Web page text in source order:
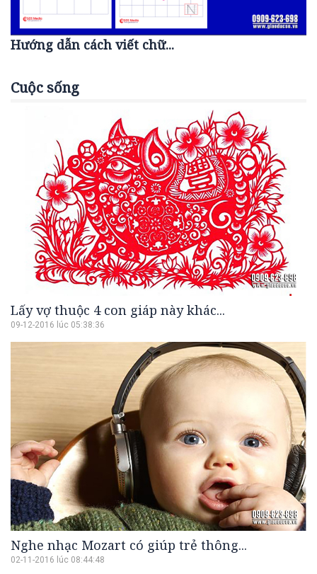
Hướng dẫn cách viết chữ...
Cuộc sống
Lấy vợ thuộc 4 con giáp này khác...
09-12-2016 lúc 05:38:36
Nghe nhạc Mozart có giúp trẻ thông...
02-11-2016 lúc 08:44:48